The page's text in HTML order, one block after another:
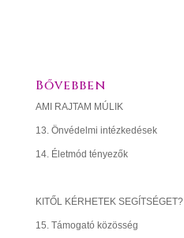
Bővebben
AMI RAJTAM MÚLIK
13. Önvédelmi intézkedések
14. Életmód tényezők
KITŐL KÉRHETEK SEGÍTSÉGET?
15. Támogató közösség